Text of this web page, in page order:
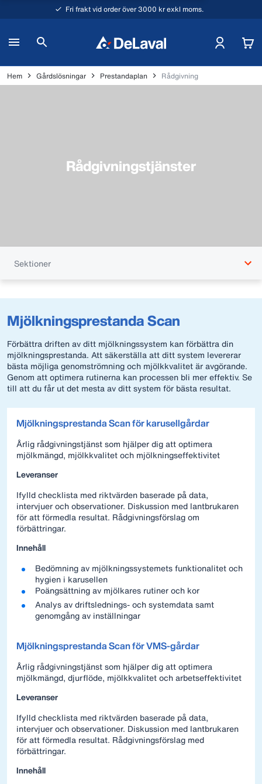
Fri frakt vid order över 3000 kr exkl moms.
Hem Gårdslösningar Prestandaplan Rådgivning
Rådgivningstjänster
Sektioner
Mjölkningsprestanda Scan
Förbättra driften av ditt mjölkningssystem kan förbättra din
mjölkningsprestanda. Att säkerställa att ditt system levererar
bästa möjliga genomströmning och mjölkkvalitet är avgörande.
Genom att optimera rutinerna kan processen bli mer effektiv. Se
till att du får ut det mesta av ditt system för bästa resultat.
Mjölkningsprestanda Scan för karusellgårdar
Årlig rådgivningstjänst som hjälper dig att optimera
mjölkmängd, mjölkkvalitet och mjölkningseffektivitet
Leveranser
Ifylld checklista med riktvärden baserade på data,
intervjuer och observationer. Diskussion med lantbrukaren
för att förmedla resultat. Rådgivningsförslag om
förbättringar.
Innehåll
Bedömning av mjölkningssystemets funktionalitet och
hygien i karusellen
Poängsättning av mjölkares rutiner och kor
Analys av driftslednings- och systemdata samt
genomgång av inställningar
Mjölkningsprestanda Scan för VMS-gårdar
Årlig rådgivningstjänst som hjälper dig att optimera
mjölkmängd, djurflöde, mjölkkvalitet och arbetseffektivitet
Leveranser
Ifylld checklista med riktvärden baserade på data,
intervjuer och observationer. Diskussion med lantbrukaren
för att förmedla resultat. Rådgivningsförslag med
förbättringar.
Innehåll